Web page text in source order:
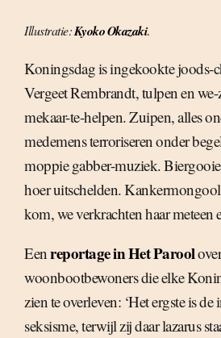
Illustratie:Kyoko Okazaki.
Koningsdag is ingekookte joods-
Vergeet Rembrandt, tulpen en
mekaar-te-helpen. Zuipen, alles
medemens terroriseren onder
moppie gabber-muziek.
hoer uitschelden.
kom, we verkrachten haar meteen
Een reportage in Het Paroolover
woonbootbewoners die elke
zien te overleven: ‘Het ergste is
seksisme, terwijl zij daar lazarus